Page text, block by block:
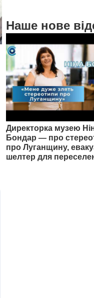
Наше нове
Директорка музею
Бондар — про
про Луганщину,
шелтер для